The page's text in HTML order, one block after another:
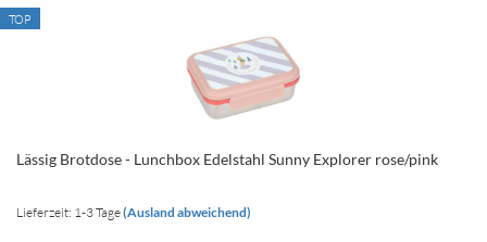
TOP
Lässig Brotdose - Lunchbox Edelstahl Sunny Explorer rose/pink
Lieferzeit: 1-3 Tage(Ausland abweichend)